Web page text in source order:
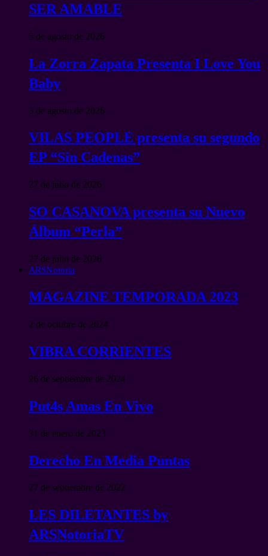
SER AMABLE
5 de agosto de 2026
La Zorra Zapata Presenta I Love You
Baby
3 de agosto de 2026
VILAS PEOPLE presenta su segundo
EP “Sin Cadenas”
27 de julio de 2026
SO CASANOVA presenta su Nuevo
Álbum “Perla”
27 de julio de 2026
ARSNotoria
MAGAZINE TEMPORADA 2023
2 de octubre de 2024
VIBRA CORRIENTES
26 de septiembre de 2024
Put4s Amas En Vivo
31 de enero de 2023
Derecho En Media Puntas
27 de septiembre de 2022
LES DILETANTES by
ARSNotoriaTV